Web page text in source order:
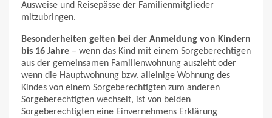
Ausweise und Reisepässe der Familienmitglieder
mitzubringen.
Besonderheiten gelten bei der Anmeldung von Kindern
bis 16 Jahre – wenn das Kind mit einem Sorgeberechtigen
aus der gemeinsamen Familienwohnung auszieht oder
wenn die Hauptwohnung bzw. alleinige Wohnung des
Kindes von einem Sorgeberechtigten zum anderen
Sorgeberechtigten wechselt, ist von beiden
Sorgeberechtigten eine Einvernehmens Erklärung